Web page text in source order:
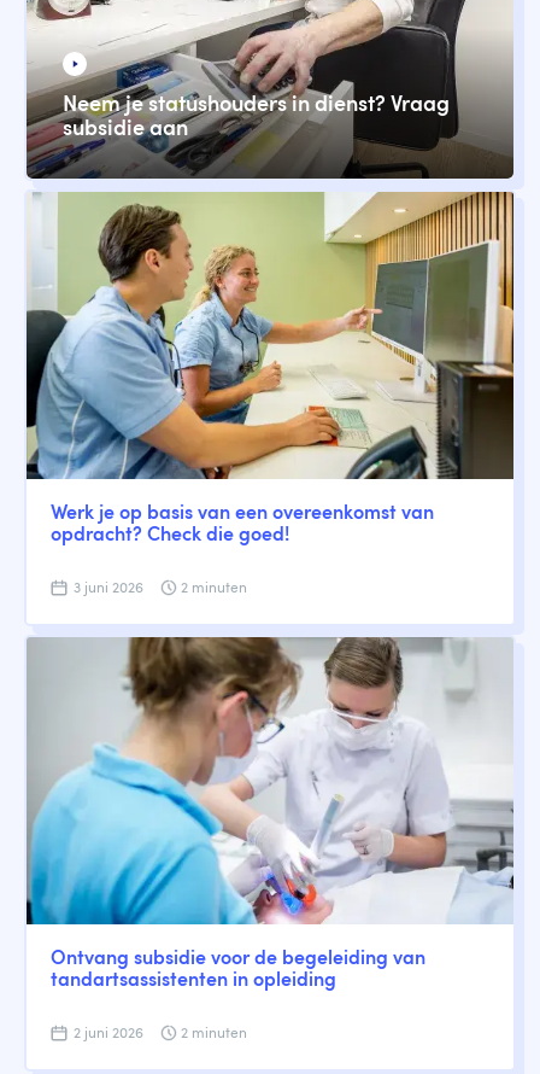
Neem je statushouders in dienst? Vraag
subsidie aan
Werk je op basis van een overeenkomst van
opdracht? Check die goed!
3 juni 2026 2 minuten
Ontvang subsidie voor de begeleiding van
tandartsassistenten in opleiding
2 juni 2026 2 minuten